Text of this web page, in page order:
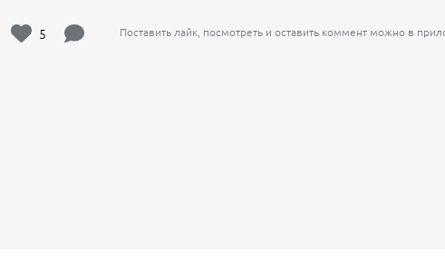
5 Поставить лайк, посмотреть и оставить коммент можно в